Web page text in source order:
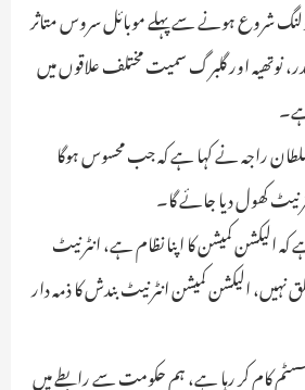
شروع ہونے سے پہلے موبائل سروس متاثر
اور گلبرگ سمیت مختلف علاقوں میں
راجہ نے کہا ہے کہ جب محسوس ہوگا
کھول دیا جائے گا۔
الیکشن کمیشن کا اپنا نظام ہے، انٹرنیٹ
نہیں، الیکشن کمیشن انٹرنیٹ بندش کا ذمہ دار
سسٹم کام کر رہا ہے، ہم حکومت سے رابطے میں